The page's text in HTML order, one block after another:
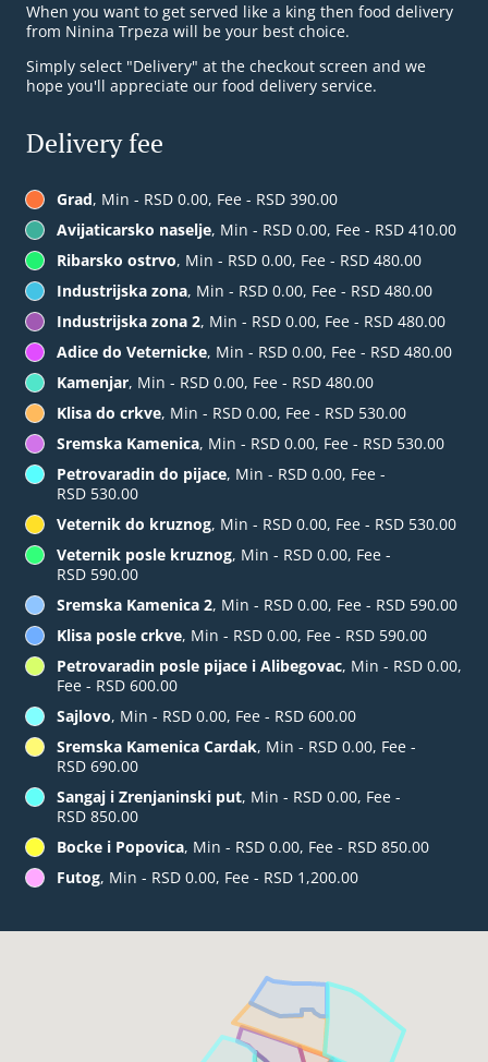
When you want to get served like a king then food delivery
from Ninina Trpeza will be your best choice.
Simply select "Delivery" at the checkout screen and we
hope you'll appreciate our food delivery service.
Delivery fee
Grad, Min - RSD 0.00, Fee - RSD 390.00
Avijaticarsko naselje, Min - RSD 0.00, Fee - RSD 410.00
Ribarsko ostrvo, Min - RSD 0.00, Fee - RSD 480.00
Industrijska zona, Min - RSD 0.00, Fee - RSD 480.00
Industrijska zona 2, Min - RSD 0.00, Fee - RSD 480.00
Adice do Veternicke, Min - RSD 0.00, Fee - RSD 480.00
Kamenjar, Min - RSD 0.00, Fee - RSD 480.00
Klisa do crkve, Min - RSD 0.00, Fee - RSD 530.00
Sremska Kamenica, Min - RSD 0.00, Fee - RSD 530.00
Petrovaradin do pijace, Min - RSD 0.00, Fee -
RSD 530.00
Veternik do kruznog, Min - RSD 0.00, Fee - RSD 530.00
Veternik posle kruznog, Min - RSD 0.00, Fee -
RSD 590.00
Sremska Kamenica 2, Min - RSD 0.00, Fee - RSD 590.00
Klisa posle crkve, Min - RSD 0.00, Fee - RSD 590.00
Petrovaradin posle pijace i Alibegovac, Min - RSD 0.00,
Fee - RSD 600.00
Sajlovo, Min - RSD 0.00, Fee - RSD 600.00
Sremska Kamenica Cardak, Min - RSD 0.00, Fee -
RSD 690.00
Sangaj i Zrenjaninski put, Min - RSD 0.00, Fee -
RSD 850.00
Bocke i Popovica, Min - RSD 0.00, Fee - RSD 850.00
Futog, Min - RSD 0.00, Fee - RSD 1,200.00